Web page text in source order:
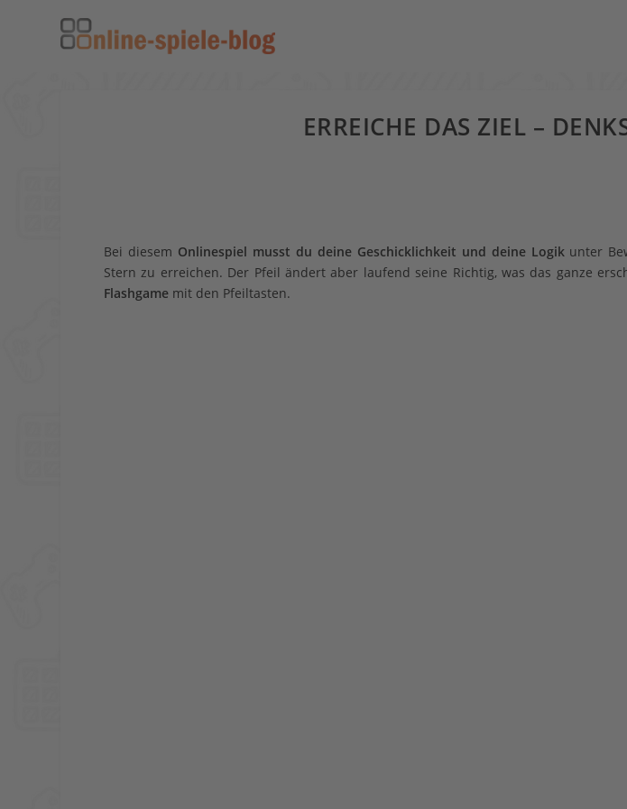
ERREICHE DAS ZIEL –
Bei diesem Onlinespiel musst du deine Geschicklichkeit und deine Logikunter
Stern zu erreichen. Der Pfeil ändert aber laufend seine Richtig, was das ganze
Flashgamemit den Pfeiltasten.